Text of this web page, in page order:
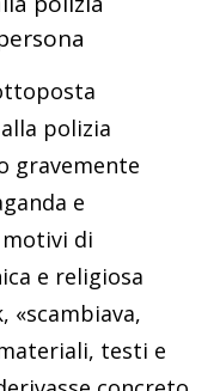
polizia
gravemente
e
di
e religiosa
«scambiava,
testi e